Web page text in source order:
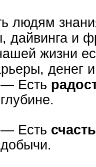
людям
дайвинга и
жизни
денег
— Есть
глубине.
— Есть
добычи.